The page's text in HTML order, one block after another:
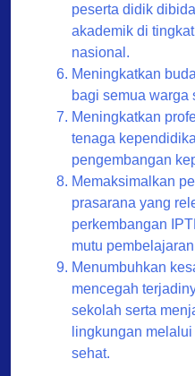
peserta didik
akademik di
nasional.
Meningkatkan
bagi semua warga
Meningkatkan
tenaga
pengembangan
Memaksimalkan
prasarana yang
perkembangan
mutu
Menumbuhkan
mencegah
sekolah serta
lingkungan
sehat.